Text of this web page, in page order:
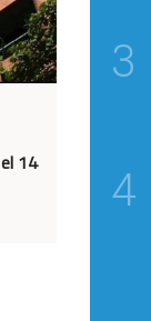
14
3
4